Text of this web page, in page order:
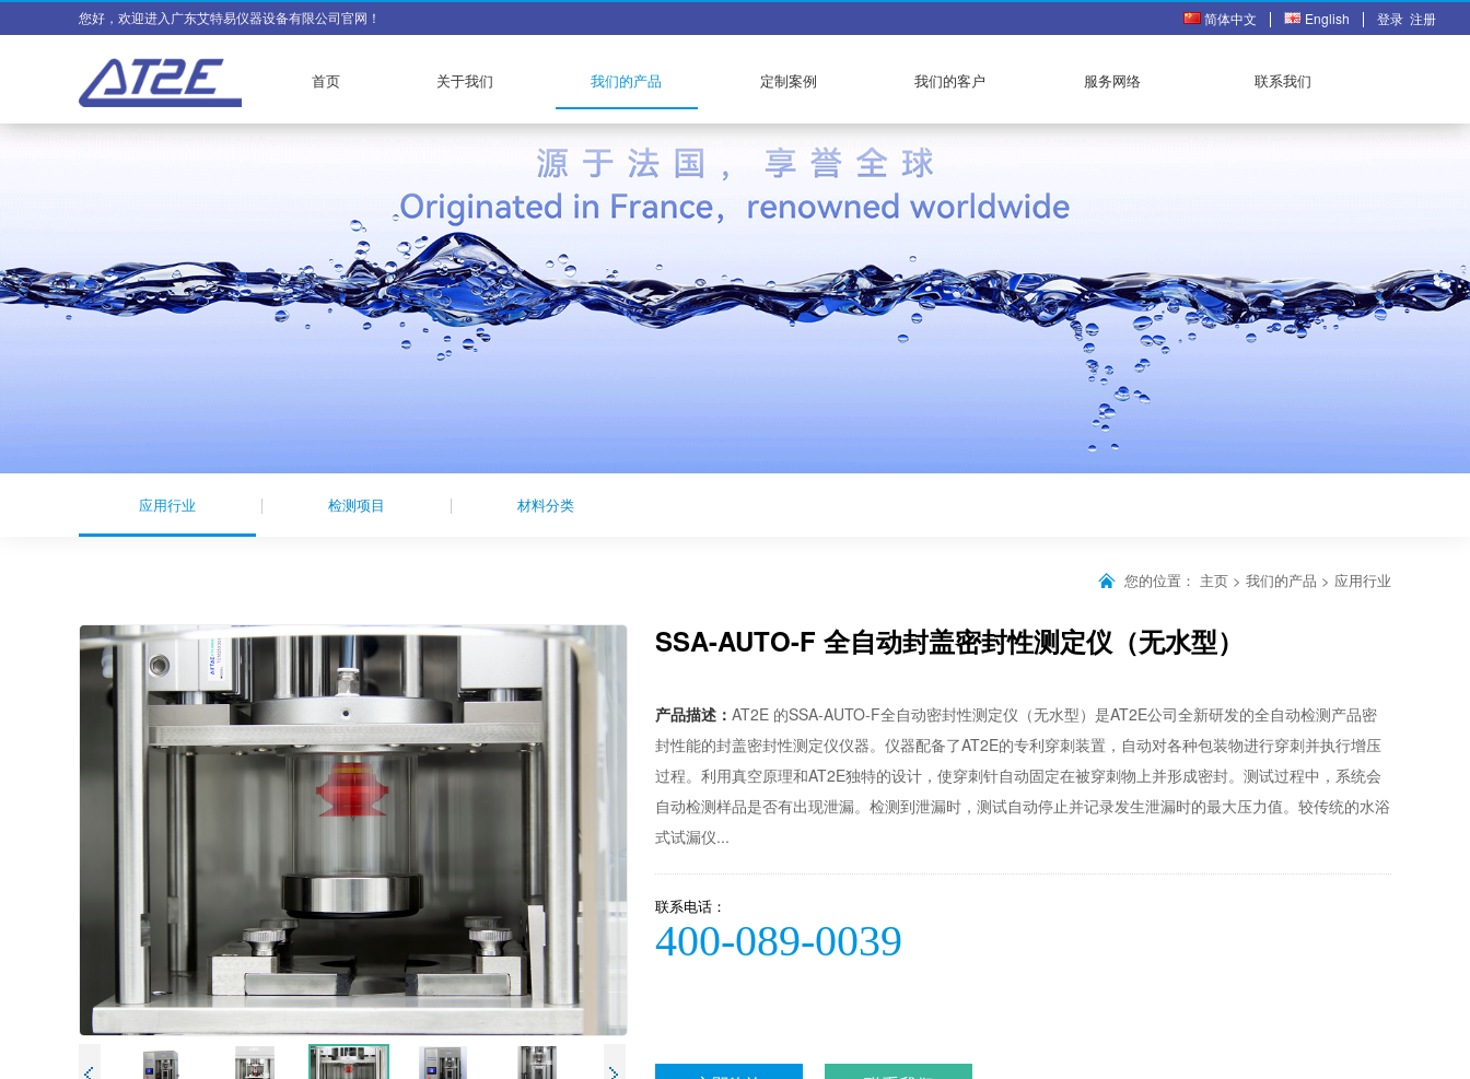
您好，欢迎进入广东艾特易仪器设备有限公司官网！ 简体中文 English 登录 注册
首页 关于我们 我们的产品 定制案例 我们的客户 服务网络 联系我们
应用行业 检测项目 材料分类
您的位置： 主页 > 我们的产品 > 应用行业
SSA-AUTO-F 全自动封盖密封性测定仪（无水型）
产品描述： AT2E 的SSA-AUTO-F全自动密封性测定仪（无水型）是AT2E公司全新研发的全自动检测产品密
封性能的封盖密封性测定仪仪器。仪器配备了AT2E的专利穿刺装置，自动对各种包装物进行穿刺并执行增压
过程。利用真空原理和AT2E独特的设计，使穿刺针自动固定在被穿刺物上并形成密封。测试过程中，系统会
自动检测样品是否有出现泄漏。检测到泄漏时，测试自动停止并记录发生泄漏时的最大压力值。较传统的水浴
式试漏仪...
联系电话：
400-089-0039